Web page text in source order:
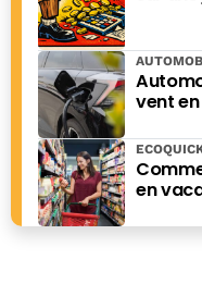
vent
en